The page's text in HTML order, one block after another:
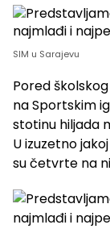
SIM u Sarajevu
Pored
na Sportskim
stotinu hiljada
U izuzetno
su četvrte na